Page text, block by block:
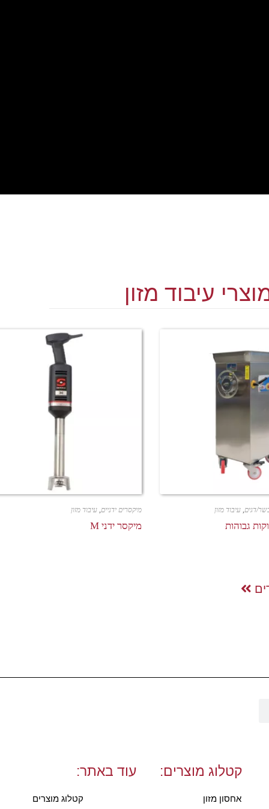
עיבוד מזון
דגים,עיבוד מזון מיקסרים ידניים, עיבוד מזון
מיקסר ידני M
קטלוג מוצרים:
אחסון מזון
עוד באתר:
קטלוג מוצרים